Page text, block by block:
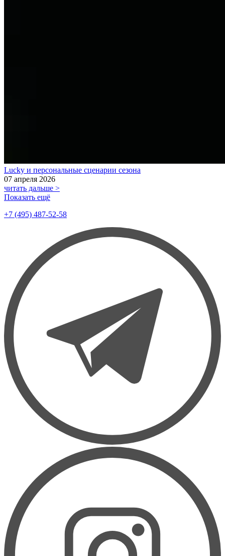
Lucky и персональные сценарии сезона
07 апреля 2026
читать дальше >
Показать ещё
+7 (495) 487-52-58